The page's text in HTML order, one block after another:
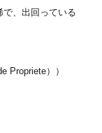
、出回っている
Propriete））